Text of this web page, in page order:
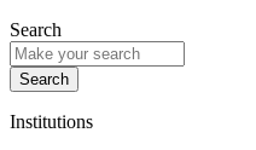
Search
Institutions